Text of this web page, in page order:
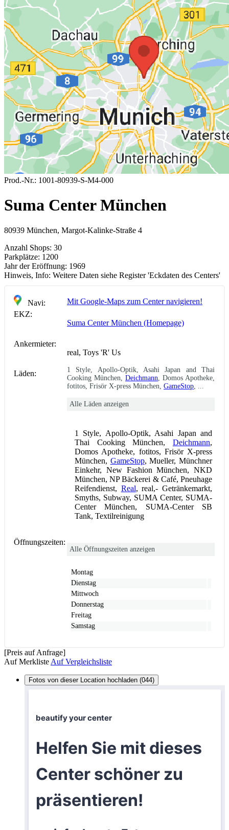
Prod.-Nr.: 1001-80939-S-M4-000
Suma Center München
80939 München, Margot-Kalinke-Straße 4
Anzahl Shops: 30
Parkplätze: 1200
Jahr der Eröffnung: 1969
Hinweis, Info: Weitere Daten siehe Register 'Eckdaten des Centers'
Navi:
Mit Google-Maps zum Center navigieren!
EKZ:
Suma Center München (Homepage)
Ankermieter:
real, Toys 'R' Us
Läden:
1 Style, Apollo-Optik, Asahi Japan and Thai
Cooking München, Deichmann , Domos Apotheke,
fotitos, Frisör X-press München, GameStop
Alle Läden anzeigen
1 Style, Apollo-Optik, Asahi Japan and
Thai Cooking München, Deichmann,
Domos Apotheke, fotitos, Frisör X-press
München, GameStop, Mueller, Münchner
Einkehr, New Fashion München, NKD
München, NP Bäckerei & Café, Pneuhage
Reifendienst, Real, real,- Getränkemarkt,
Smyths, Subway, SUMA Center, SUMA-
Center München, SUMA-Center SB
Tank, Textilreinigung
Öffnungszeiten:
Alle Öffnungszeiten anzeigen
Montag
Dienstag
Mittwoch
Donnerstag
Freitag
Samstag
[Preis auf Anfrage]
Auf Merkliste Auf Vergleichsliste
Fotos von dieser Location hochladen (044)